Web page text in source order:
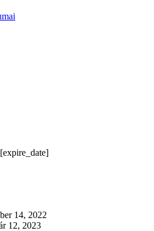
14, 2022
12, 2023